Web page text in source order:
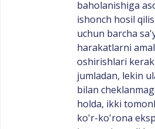
baholanishiga
ishonch hosil
uchun barcha
harakatlarni
oshirishlari
jumladan, lekin
bilan
holda, ikki
ko'r-ko'rona